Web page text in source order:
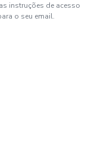
instruções de acesso
o seu email.